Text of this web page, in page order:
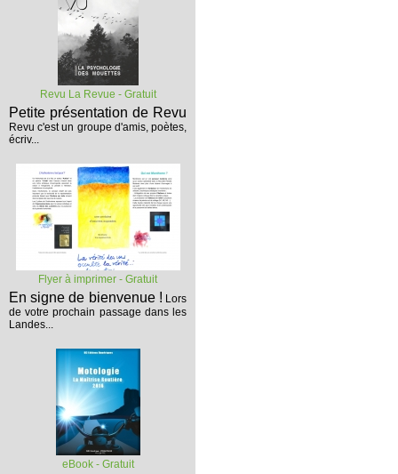
Revu La Revue - Gratuit
Petite présentation de Revu
Revu c'est un groupe d'amis, poètes,
écriv...
Flyer à imprimer - Gratuit
En signe de bienvenue ! Lors
de votre prochain passage dans les
Landes...
eBook - Gratuit